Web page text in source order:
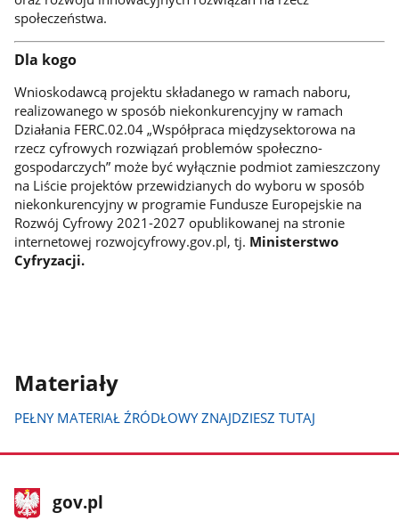
społeczeństwa.
Dla kogo
Wnioskodawcą projektu składanego w ramach naboru,
realizowanego w sposób niekonkurencyjny w ramach
Działania FERC.02.04 „Współpraca międzysektorowa na
rzecz cyfrowych rozwiązań problemów społeczno-
gospodarczych” może być wyłącznie podmiot zamieszczony
na Liście projektów przewidzianych do wyboru w sposób
niekonkurencyjny w programie Fundusze Europejskie na
Rozwój Cyfrowy 2021-2027 opublikowanej na stronie
internetowej rozwojcyfrowy.gov.pl, tj. Ministerstwo
Cyfryzacji.
Materiały
PEŁNY MATERIAŁ ŹRÓDŁOWY ZNAJDZIESZ TUTAJ
stopka
gov.plStrona
gov.pl